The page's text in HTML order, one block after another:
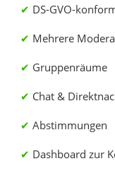
DS-GVO-
Mehrere
Gruppenräume
Chat &
Abstimmungen
Dashboard zur